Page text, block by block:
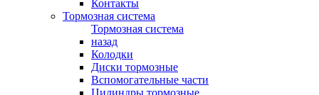
Контакты
Тормозная система
Тормозная система
назад
Колодки
Диски тормозные
Вспомогательные части
Цилиндры тормозные